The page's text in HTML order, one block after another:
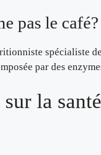
pas le café?
spécialiste
par des
la